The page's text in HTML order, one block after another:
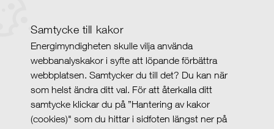
Samtycke till kakor
Energimyndigheten skulle vilja använda
webbanalyskakor i syfte att löpande förbättra
webbplatsen. Samtycker du till det? Du kan när
som helst ändra ditt val. För att återkalla ditt
samtycke klickar du på ”Hantering av kakor
(cookies)" som du hittar i sidfoten längst ner på